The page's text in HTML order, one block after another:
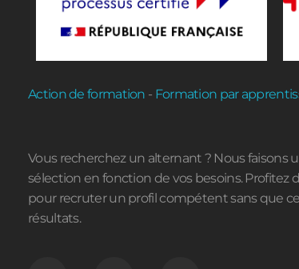
Action de formation - Formation par
Vous recherchez un alternant ? Nous faisons
sélection en fonction de vos besoins. Profitez
pour recruter un profil compétent sans que
résultats.